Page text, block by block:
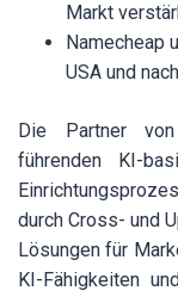
Markt
Namecheap
USA und
Die Partner
führenden KI-
durch Cross- und
Lösungen für
KI-Fähigkeiten